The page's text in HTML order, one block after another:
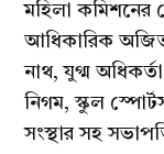
মহিলা কমিশনের
আধিকারিক অজিত
নাথ, যুগ্ম
নিগম, স্কুল
সংস্থার সহ